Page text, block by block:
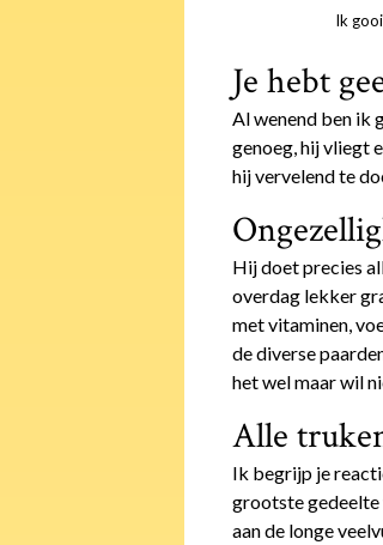
Ik
Je hebt
Al wenend ben ik
genoeg, hij vliegt
hij vervelend te
Hij doet precies
overdag lekker
met vitaminen,
de diverse
het wel maar wil
Alle
Ik begrijp je
grootste gedeelte
aan de longe